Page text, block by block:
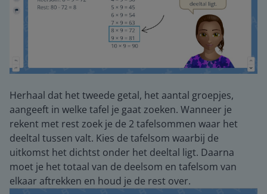
Herhaal dat het tweede getal, het aantal groepjes,
aangeeft in welke tafel je gaat zoeken. Wanneer je
rekent met rest zoek je de 2 tafelsommen waar het
deeltal tussen valt. Kies de tafelsom waarbij de
uitkomst het dichtst onder het deeltal ligt. Daarna
moet je het totaal van de deelsom en tafelsom van
elkaar aftrekken en houd je de rest over.